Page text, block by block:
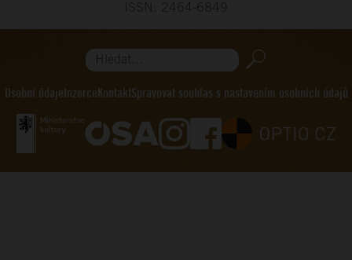
Hledat...
Osobní údajeInzerceKontaktSpravovat souhlas s nastavením osobních údajů